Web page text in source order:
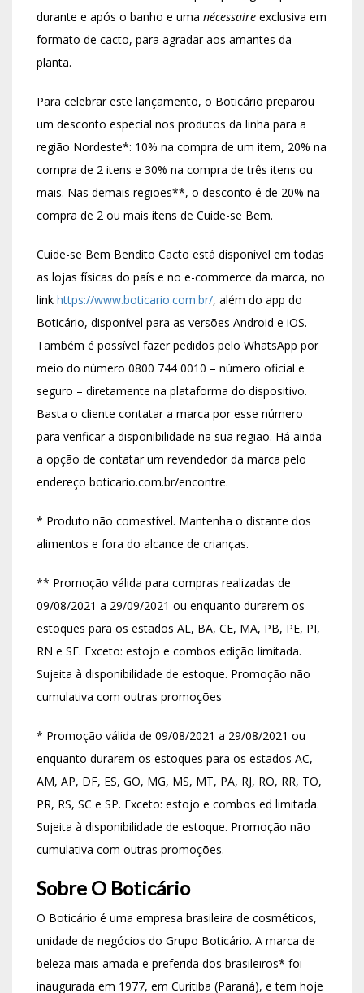
durante e após o banho e uma nécessaire exclusiva em
formato de cacto, para agradar aos amantes da
planta.
Para celebrar este lançamento, o Boticário preparou
um desconto especial nos produtos da linha para a
região Nordeste*: 10% na compra de um item, 20% na
compra de 2 itens e 30% na compra de três itens ou
mais. Nas demais regiões**, o desconto é de 20% na
compra de 2 ou mais itens de Cuide-se Bem.
Cuide-se Bem Bendito Cacto está disponível em todas
as lojas físicas do país e no e-commerce da marca, no
link https://www.boticario.com.br/, além do app do
Boticário, disponível para as versões Android e iOS.
Também é possível fazer pedidos pelo WhatsApp por
meio do número 0800 744 0010 – número oficial e
seguro – diretamente na plataforma do dispositivo.
Basta o cliente contatar a marca por esse número
para verificar a disponibilidade na sua região. Há ainda
a opção de contatar um revendedor da marca pelo
endereço boticario.com.br/encontre.
* Produto não comestível. Mantenha o distante dos
alimentos e fora do alcance de crianças.
** Promoção válida para compras realizadas de
09/08/2021 a 29/09/2021 ou enquanto durarem os
estoques para os estados AL, BA, CE, MA, PB, PE, PI,
RN e SE. Exceto: estojo e combos edição limitada.
Sujeita à disponibilidade de estoque. Promoção não
cumulativa com outras promoções
* Promoção válida de 09/08/2021 a 29/08/2021 ou
enquanto durarem os estoques para os estados AC,
AM, AP, DF, ES, GO, MG, MS, MT, PA, RJ, RO, RR, TO,
PR, RS, SC e SP. Exceto: estojo e combos ed limitada.
Sujeita à disponibilidade de estoque. Promoção não
cumulativa com outras promoções.
Sobre O Boticário
O Boticário é uma empresa brasileira de cosméticos,
unidade de negócios do Grupo Boticário. A marca de
beleza mais amada e preferida dos brasileiros* foi
inaugurada em 1977, em Curitiba (Paraná), e tem hoje